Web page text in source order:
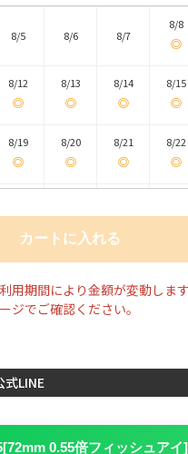
8/5 8/6 8/7
8/8
◎
8/12
◎
8/13
◎
8/14
◎
8/15
◎
8/19
◎
8/20
◎
8/21
◎
8/22
◎
◎ ◎ ◎ ◎
9/2 9/3 9/4 9/5
9/9 9/10 9/11
9/16
◎ ◎ ◎ ◎
用期間により金額が変動します
ジでご確認ください。
式LINE
0.55倍フィッシュアイ